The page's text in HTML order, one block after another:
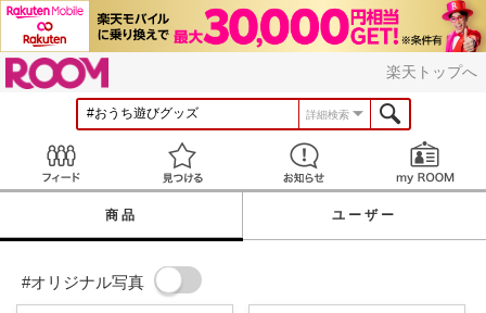
楽天トップへ
詳細検索
見つける お知らせ
商品 ユーザー
#オリジナル写真